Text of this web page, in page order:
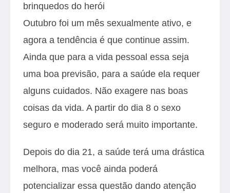
brinquedos do herói
Outubro foi um mês sexualmente ativo, e
agora a tendência é que continue assim.
Ainda que para a vida pessoal essa seja
uma boa previsão, para a saúde ela requer
alguns cuidados. Não exagere nas boas
coisas da vida. A partir do dia 8 o sexo
seguro e moderado será muito importante.
Depois do dia 21, a saúde terá uma drástica
melhora, mas você ainda poderá
potencializar essa questão dando atenção